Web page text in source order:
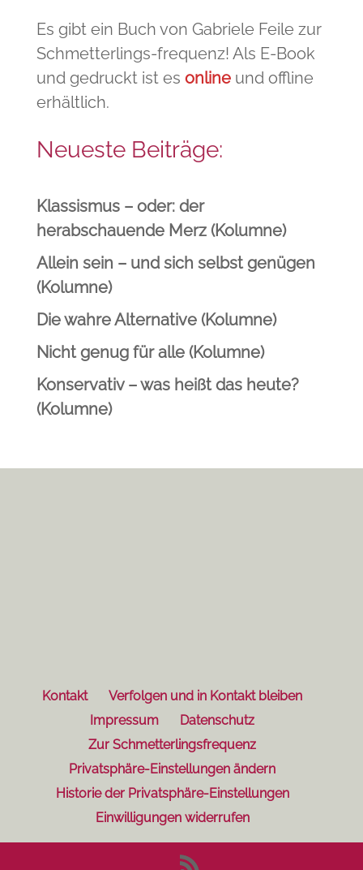
Es gibt ein Buch von Gabriele Feile zur
Schmetterlings-frequenz! Als E-Book
und gedruckt ist es online und offline
erhältlich.
Neueste Beiträge:
Klassismus – oder: der
herabschauende Merz (Kolumne)
Allein sein – und sich selbst genügen
(Kolumne)
Die wahre Alternative (Kolumne)
Nicht genug für alle (Kolumne)
Konservativ – was heißt das heute?
(Kolumne)
Kontakt
Verfolgen und in Kontakt bleiben
Impressum
Datenschutz
Zur Schmetterlingsfrequenz
Privatsphäre-Einstellungen ändern
Historie der Privatsphäre-Einstellungen
Einwilligungen widerrufen